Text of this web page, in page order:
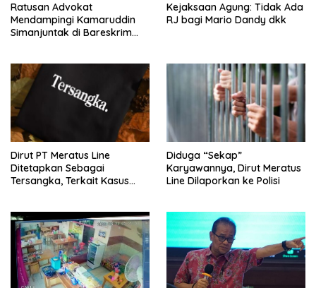
Ratusan Advokat
Mendampingi Kamaruddin
Simanjuntak di Bareskrim
Kejaksaan Agung: Tidak Ada
RJ bagi Mario Dandy dkk
Dirut PT Meratus Line
Ditetapkan Sebagai
Tersangka, Terkait Kasus
Diduga “Sekap”
Karyawannya, Dirut Meratus
Line Dilaporkan ke Polisi